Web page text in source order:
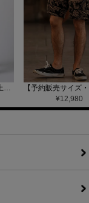
【wjk】【予約販売1月上旬～中旬入荷】function knit easy slacks(jacquard check) ニットイージーパンツ(504 mw08j)
¥12,980